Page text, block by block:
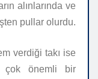
alınlarında ve
pullar olurdu.
verdiği takı ise
çok önemli bir